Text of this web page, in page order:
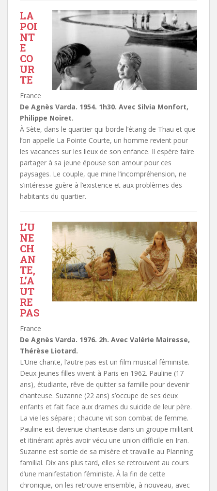
LA
POI
NT
E
CO
UR
TE
France
De Agnès Varda. 1954. 1h30. Avec Silvia Monfort,
Philippe Noiret.
À Sète, dans le quartier qui borde l’étang de Thau et que
l’on appelle La Pointe Courte, un homme revient pour
les vacances sur les lieux de son enfance. Il espère faire
partager à sa jeune épouse son amour pour ces
paysages. Le couple, que mine l’incompréhension, ne
s’intéresse guère à l’existence et aux problèmes des
habitants du quartier.
L’U
NE
CH
AN
TE,
L’A
UT
RE
PAS
France
De Agnès Varda. 1976. 2h. Avec Valérie Mairesse,
Thérèse Liotard.
L’Une chante, l’autre pas est un film musical féministe.
Deux jeunes filles vivent à Paris en 1962. Pauline (17
ans), étudiante, rêve de quitter sa famille pour devenir
chanteuse. Suzanne (22 ans) s’occupe de ses deux
enfants et fait face aux drames du suicide de leur père.
La vie les sépare ; chacune vit son combat de femme.
Pauline est devenue chanteuse dans un groupe militant
et itinérant après avoir vécu une union difficile en Iran.
Suzanne est sortie de sa misère et travaille au Planning
familial. Dix ans plus tard, elles se retrouvent au cours
d’une manifestation féministe. À la fin de cette
chronique, on les retrouve ensemble, à nouveau, avec